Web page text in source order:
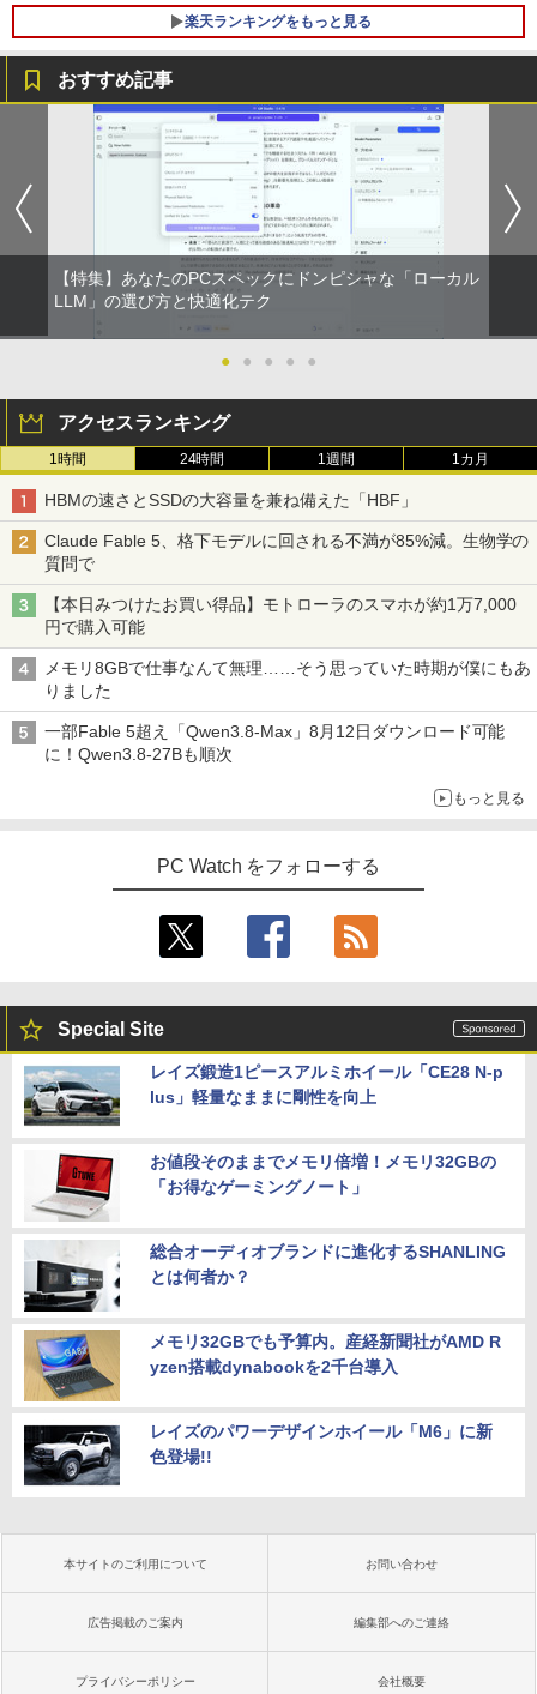
楽天ランキングをもっと見る
【中古】 Apple TV HD 32GB MR912J/A
(A1625) 周辺機器 / 発売時期2015年〜
￥4,680
【週末限定クーポン＆P5倍！】 中古パソ
付き 大容量 快適メモリ 第8世代 整備済
み サポート充実 Windows11 Pro DELL
コン デスクトップパソコン
￥49,999
3
DELL Optiplex 7090 2500SFF (Win11x
64) 中古 Core i7-2.5GHz(11700)/メモリ
2年頃購入
4
【エントリーでポイント100％還元のチ
ャンス】GMKtec M8 ミニPC【AMD Ryz
en 5 PRO 6650H 16GB 512GB】4.5GH
11 Pro LPDDR5 6400MT/s 16T増設 3画
8K コンパクト
スクトップパソコン GMKtec NucBox G
11(Windows 11 Pro/Ryzen Embedded
R2514/メモリ 16GB/SSD 256GB)(シル
バー) ミニPC GMK-G11-16/256-W11Pro
(R2514)
【マラソンセール期間中ポイント5倍】
【訳あり】 中古モニター 23〜24インチ
DP / HDMI / DVI VGA 端子選択可能 店長
おまかせ ケーブル付き サブモニターにお
すすめ 動作確認済み 30日保証 送料無料
￥4,200
2
□◇〇【目が疲れにくい ブルーライトカ
ット!!】iiyama/イイヤマ フルHD対応21.
スピーカー内蔵 綺麗な鮮明画像 【中古】
送料無料
￥6,500
3
【中古】その他メーカー モバイルモニタ
￥7,235
4
【2025新型】モバイルモニター15.6イン
チ モバイルディスプレイ ポータブルモニ
タ ゲームモニタ ー スイッチ用モニター
ts 非光沢IPSパネル 100%広色域 HDRモ
XVDL
元！】モバイルモニター 15.6 インチ FH
D 1920×1080 1080P Fast IPS パネル 非
光沢 1000:1 高コントラスト 超軽量 600
g スピーカー内蔵 Type-C/HDMI 接続 PS
5/Switch/PC/スマホ対応
星新一ショートショート1001 [ 星 新一 ]
￥49,500
永遠の記憶 [ 東野 圭吾 ]
￥2,310
3
月刊少女野崎くん（18）特装版 セレク
ト小冊子「堀と鹿島編」付き （SEコミッ
クスプレミアム） [ 椿いづみ ]
￥1,650
習参考書 問題集 プリント ドリル 手先 て
さき 遊び「はじめての七田式プリント」
￥8,800
魔女と傭兵（9） 【電子書籍】[ 宮木真人
￥792
おすすめ記事
【特集】あなたのPCスペックにドンピシャな「ローカル
LLM」の選び方と快適化テク
● ● ● ● ●
アクセスランキング
1時間 24時間 1週間 1カ月
HBMの速さとSSDの大容量を兼ね備えた「HBF」
Claude Fable 5、格下モデルに回される不満が85%減。生物学の
質問で
【本日みつけたお買い得品】モトローラのスマホが約1万7,000
円で購入可能
メモリ8GBで仕事なんて無理……そう思っていた時期が僕にもあ
りました
一部Fable 5超え「Qwen3.8-Max」8月12日ダウンロード可能
に！Qwen3.8-27Bも順次
もっと見る
PC Watch をフォローする
Special Site
レイズ鍛造1ピースアルミホイール「CE28 N-p
lus」軽量なままに剛性を向上
お値段そのままでメモリ倍増！メモリ32GBの
「お得なゲーミングノート」
総合オーディオブランドに進化するSHANLING
とは何者か？
メモリ32GBでも予算内。産経新聞社がAMD R
yzen搭載dynabookを2千台導入
レイズのパワーデザインホイール「M6」に新
色登場!!
本サイトのご利用について お問い合わせ
広告掲載のご案内 編集部へのご連絡
プライバシーポリシー 会社概要